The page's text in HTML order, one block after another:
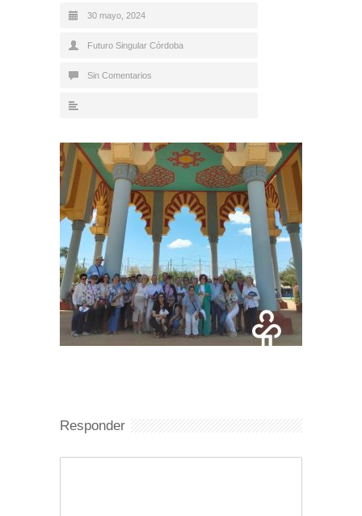
30 mayo, 2024
Futuro Singular Córdoba
Sin Comentarios
Responder